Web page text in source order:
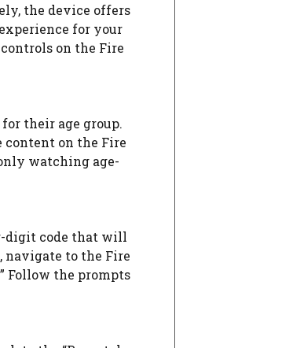
the device offers
for your
on the Fire
their age group.
content on the Fire
watching age-
digit code that will
navigate to the Fire
Follow the prompts